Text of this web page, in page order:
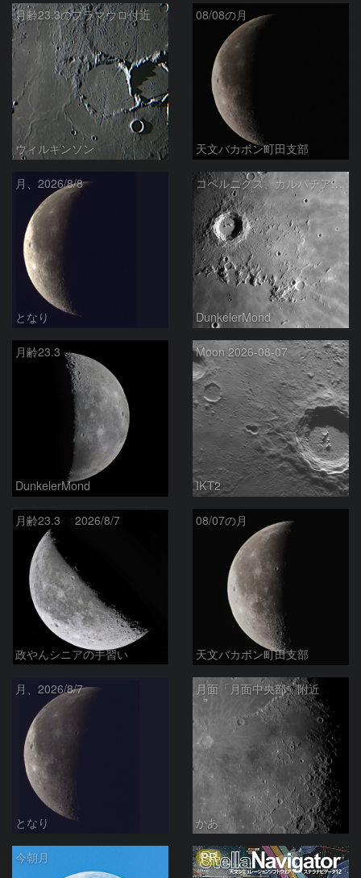
月齢23.3のフラマウロ付近
ウィルキンソン
08/08の月
天文バカボン町田支部
月、2026/8/8
となり
コペルニクス、カルパチア山脈付近
DunkelerMond
月齢23.3
DunkelerMond
Moon 2026-08-07
IKT2
月齢23.3 2026/8/7
政やんシニアの手習い
08/07の月
天文バカボン町田支部
月、2026/8/7
となり
月面「月面中央部」附近
かあ
今朝月 PR